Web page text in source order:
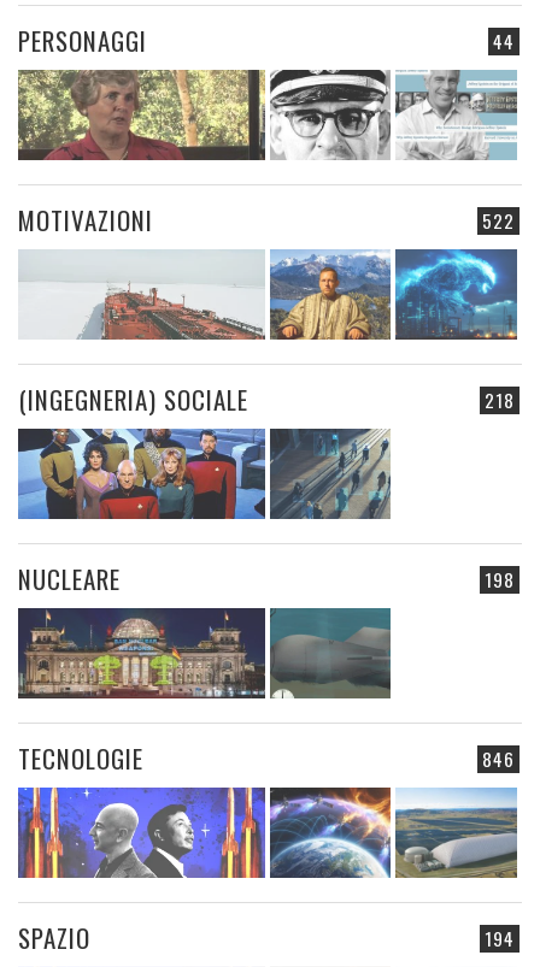
44
PERSONAGGI
522
MOTIVAZIONI
218
(INGEGNERIA) SOCIALE
198
NUCLEARE
846
TECNOLOGIE
194
SPAZIO